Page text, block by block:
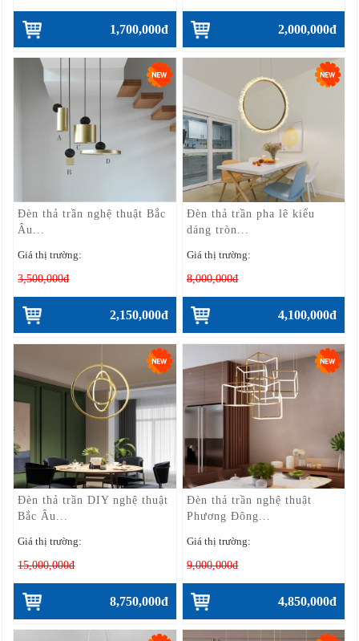
1,700,000đ 2,000,000đ
Đèn thả trần nghệ thuật Bắc
Âu...
Giá thị trường:
3,500,000đ
2,150,000đ
Đèn thả trần pha lê kiểu
dáng tròn...
Giá thị trường:
8,000,000đ
4,100,000đ
Đèn thả trần DIY nghệ thuật
Bắc Âu...
Giá thị trường:
15,000,000đ
8,750,000đ
Đèn thả trần nghệ thuật
Phương Đông...
Giá thị trường:
9,000,000đ
4,850,000đ